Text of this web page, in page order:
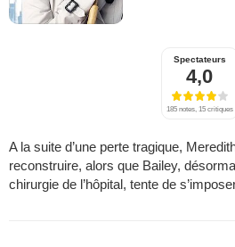
Spectateurs
4,0
185 notes, 15 critiques
A la suite d’une perte tragique,
reconstruire, alors que Bailey,
chirurgie de l’hôpital, tente de